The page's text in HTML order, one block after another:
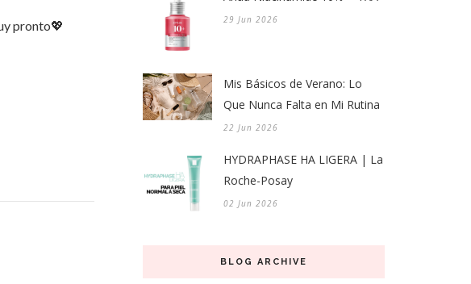
pronto💖 29 Jun 2026
Mis Básicos de Verano: Lo
Que Nunca Falta en Mi Rutina
22 Jun 2026
HYDRAPHASE HA LIGERA | La
Roche-Posay
02 Jun 2026
BLOG ARCHIVE